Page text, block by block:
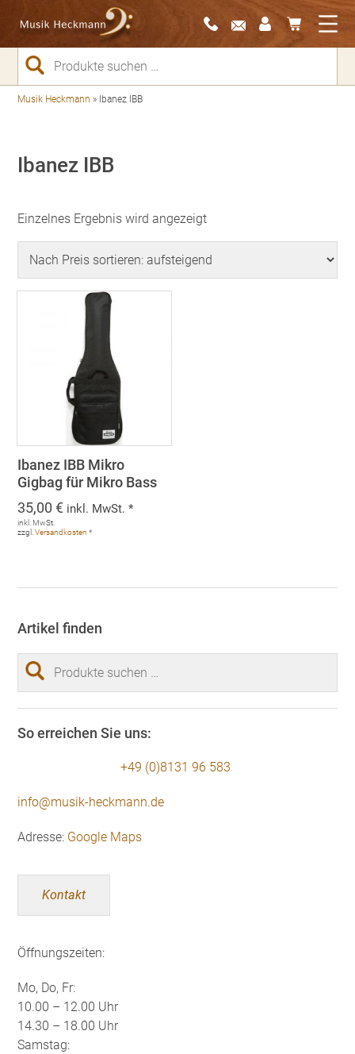
Suchen
nach:
Musik Heckmann » Ibanez IBB
Ibanez IBB
Einzelnes Ergebnis wird angezeigt
Ibanez IBB Mikro
Gigbag für Mikro Bass
35,00€ inkl. MwSt. *
inkl. MwSt.
zzgl.Versandkosten *
Artikel finden
Suchen
nach:
So erreichen Sie uns:
+49 (0)8131 96 583
info@musik-heckmann.de
Adresse: Google Maps
Kontakt
Öffnungszeiten:
Mo, Do, Fr:
10.00 – 12.00 Uhr
14.30 – 18.00 Uhr
Samstag: